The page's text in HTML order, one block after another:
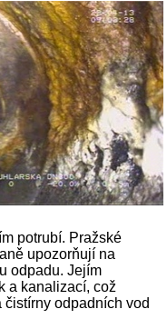
potrubí. Pražské
upozorňují na
odpadu. Jejím
a kanalizací, což
odpadních vod